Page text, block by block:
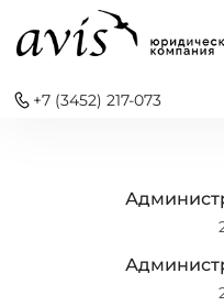
+7 (3452) 217-073